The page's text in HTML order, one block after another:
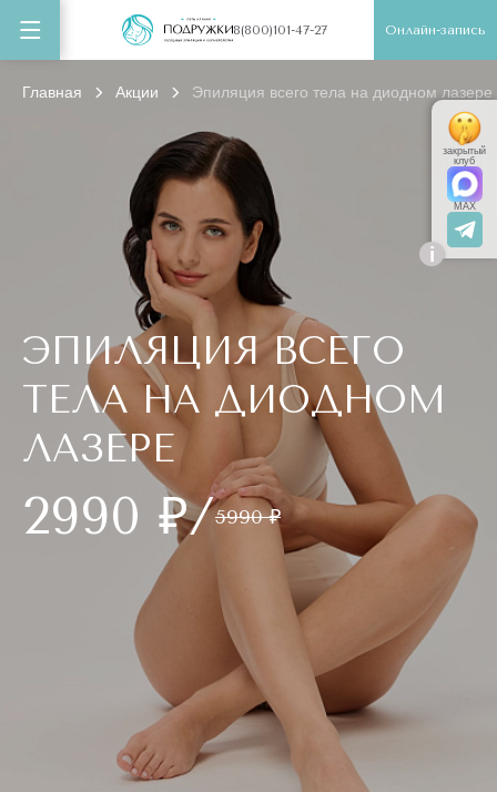
8(800)101-47-27 Онлайн-запись
Главная Акции Эпиляция всего тела на диодном лазере
ЭПИЛЯЦИЯ ВСЕГО
ТЕЛА НА ДИОДНОМ
ЛАЗЕРЕ
2990 ₽/5990 ₽
i
закрытый
клуб
MAX